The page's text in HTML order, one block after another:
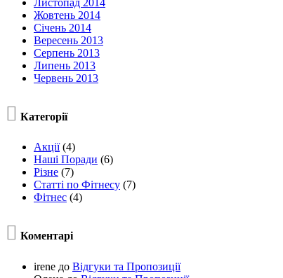
Жовтень 2014
Січень 2014
Вересень 2013
Серпень 2013
Липень 2013
Червень 2013
 Категорії
Акції(4)
Наші Поради (6)
Різне (7)
Статті по Фітнесу (7)
Фітнес (4)
 Коментарі
irene до Відгуки та Пропозиції